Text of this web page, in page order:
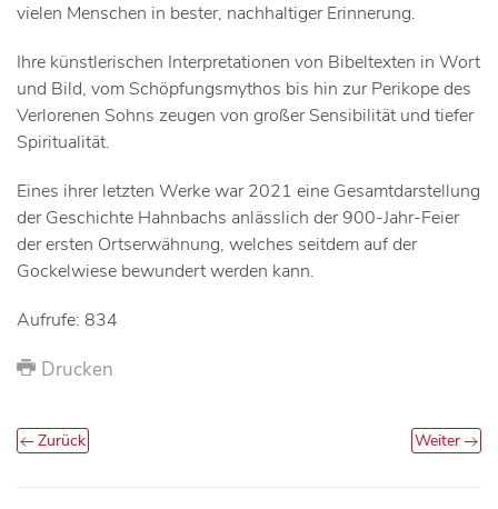
vielen Menschen in bester, nachhaltiger Erinnerung.
Ihre künstlerischen Interpretationen von Bibeltexten in Wort
und Bild, vom Schöpfungsmythos bis hin zur Perikope des
Verlorenen Sohns zeugen von großer Sensibilität und tiefer
Spiritualität.
Eines ihrer letzten Werke war 2021 eine Gesamtdarstellung
der Geschichte Hahnbachs anlässlich der 900-Jahr-Feier
der ersten Ortserwähnung, welches seitdem auf der
Gockelwiese bewundert werden kann.
Aufrufe: 834
Drucken
Zurück Weiter